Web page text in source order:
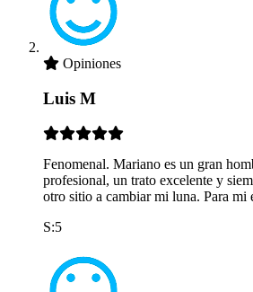
Opiniones
Luis M
Fenomenal. Mariano es un gran
profesional, un trato excelente y
otro sitio a cambiar mi luna. Para mi
S:5